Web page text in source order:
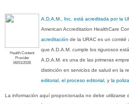
Health Content
Provider
06/01/2028
A.D.A.M., Inc. está acreditada por la
American Accreditation HealthCare
acreditación de la URAC es un
que A.D.A.M. cumple los rigurosos
A.D.A.M. es una de las primeras
distinción en servicios de salud en la
editorial, el proceso editorial , yla
La información aquí proporcionada no debe utilizarse